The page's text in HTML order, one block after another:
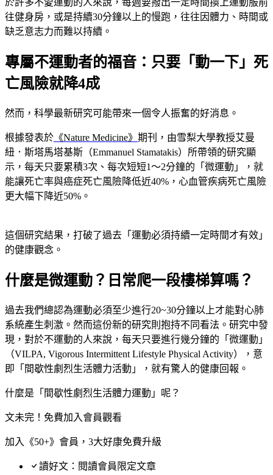
於許多不愛運動的人來說，每週要撥出一定時間換上運動服前
往健身房，或是持續30分鐘以上的慢跑，往往因體力、時間或
缺乏意志力而難以持續。
專屬不運動者的福音：只要「動一下」死
亡風險就降4成
然而，科學最新研究可能帶來一個令人振奮的好消息。
根據發表於 《Nature Medicine》 期刊，由雪梨大學教授艾曼
紐．斯塔馬塔基斯（Emmanuel Stamatakis）所帶領的研究顯
示，每天只要累積3次、每次短短1～2分鐘的「微運動」，就
能讓死亡率與癌症死亡風險降低近40%，心血管疾病死亡風險
更大幅下降近50%。
這個研究結果，打破了過去「運動必須持續一定時間才有效」
的健康觀念。
什麼是微運動？日常爬一段樓梯算嗎？
過去我們總認為運動必須至少進行20~30分鐘以上才能對心肺
系統產生刺激。然而這份新的研究則抱持不同看法。研究中發
現，對於不運動的人來說，每天只要進行幾分鐘的「微運動」
（VILPA, Vigorous Intermittent Lifestyle Physical Activity），意
即「間歇性劇烈生活體力活動」，就有驚人的健康回報。
什麼是「間歇性劇烈生活體力運動」呢？
文未完！免費加入會員觀看
加入《50+》會員，3大好康免費升級
讀好文：閱讀會員限定文章